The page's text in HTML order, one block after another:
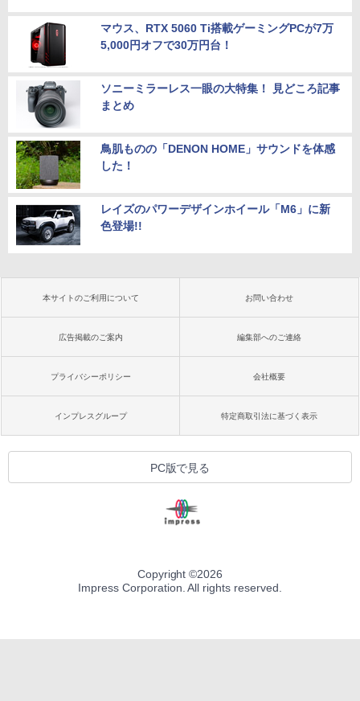
マウス、RTX 5060 Ti搭載ゲーミングPCが7万
5,000円オフで30万円台！
ソニーミラーレス一眼の大特集！ 見どころ記事
まとめ
鳥肌ものの「DENON HOME」サウンドを体感
した！
レイズのパワーデザインホイール「M6」に新
色登場!!
本サイトのご利用について お問い合わせ
広告掲載のご案内 編集部へのご連絡
プライバシーポリシー 会社概要
インプレスグループ 特定商取引法に基づく表示
PC版で見る
Copyright ©2026
Impress Corporation. All rights reserved.